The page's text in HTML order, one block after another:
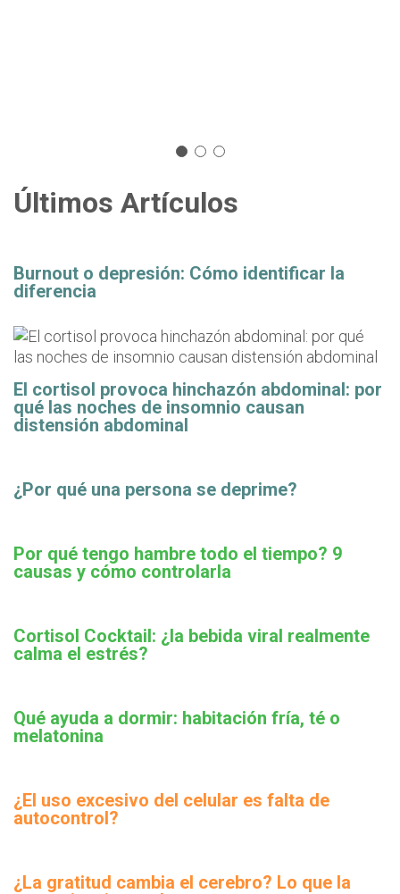
Últimos Artículos
Burnout o depresión: Cómo identificar la
diferencia
El cortisol provoca hinchazón abdominal: por
qué las noches de insomnio causan
distensión abdominal
¿Por qué una persona se deprime?
Por qué tengo hambre todo el tiempo? 9
causas y cómo controlarla
Cortisol Cocktail: ¿la bebida viral realmente
calma el estrés?
Qué ayuda a dormir: habitación fría, té o
melatonina
¿El uso excesivo del celular es falta de
autocontrol?
¿La gratitud cambia el cerebro? Lo que la